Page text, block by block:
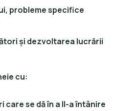
probleme specifice
și dezvoltarea lucrării
cu:
se dă în a II-a întânire